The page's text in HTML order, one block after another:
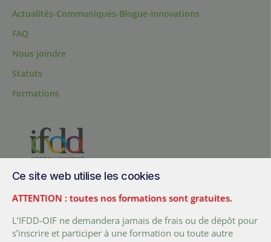
Actualités-Communiqués-Blogue-Innovations
FAQ
Nous joindre
Statuts
Formations
Canada
Tél. :+ (1) 418 692 5727
Fax :+ (1) 418 692 5644
Ce site web utilise les cookies
ATTENTION : toutes nos formations sont gratuites.
L’IFDD-OIF ne demandera jamais de frais ou de dépôt pour
s’inscrire et participer à une formation ou toute autre